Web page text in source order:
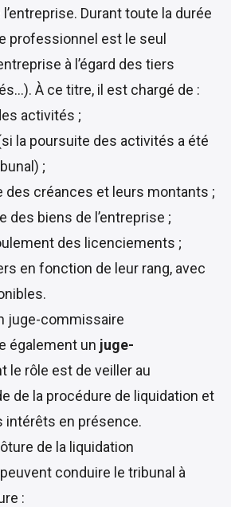
Durant toute la durée
professionnel est le seul
à l’égard des tiers
À ce titre, il est chargé de :
activités ;
la poursuite des activités a été
;
des créances et leurs montants ;
des biens de l’entreprise ;
des licenciements ;
en fonction de leur rang, avec
juge-commissaire
également un juge-
le rôle est de veiller au
de la procédure de liquidation et
intérêts en présence.
de la liquidation
conduire le tribunal à
: